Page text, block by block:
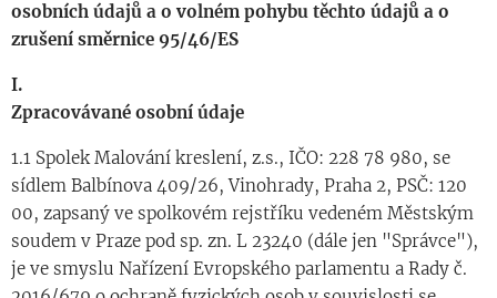
osobních údajů a o volném pohybu těchto údajů a o
zrušení směrnice 95/46/ES
I.
Zpracovávané osobní údaje
1.1 Spolek Malování kreslení, z.s., IČO: 228 78 980, se
sídlem Balbínova 409/26, Vinohrady, Praha 2, PSČ: 120
00, zapsaný ve spolkovém rejstříku vedeném Městským
soudem v Praze pod sp. zn. L 23240 (dále jen "Správce"),
je ve smyslu Nařízení Evropského parlamentu a Rady č.